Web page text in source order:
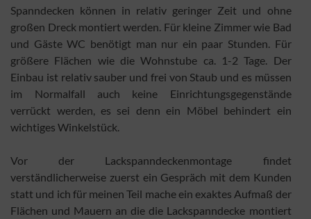
Spanndecken können in relativ geringer Zeit und ohne
großen Dreck montiert werden. Für kleine Zimmer wie Bad
und Gäste WC benötigt man nur ein paar Stunden. Für
größere Flächen wie die Wohnstube ca. 1-2 Tage. Der
Einbau ist relativ sauber und frei von Staub und es müssen
im Normalfall auch keine Einrichtungsgegenstände
verrückt werden, es sei denn ein Möbel behindert ein
wichtiges Winkelstück.
Vor der Lackspanndeckenmontage findet
verständlicherweise zuerst ein Gespräch mit dem Kunden
statt und ich für meinen Teil mache ein exaktes Aufmaß der
Flächen und Mauern an die die Lackspanndecke montiert